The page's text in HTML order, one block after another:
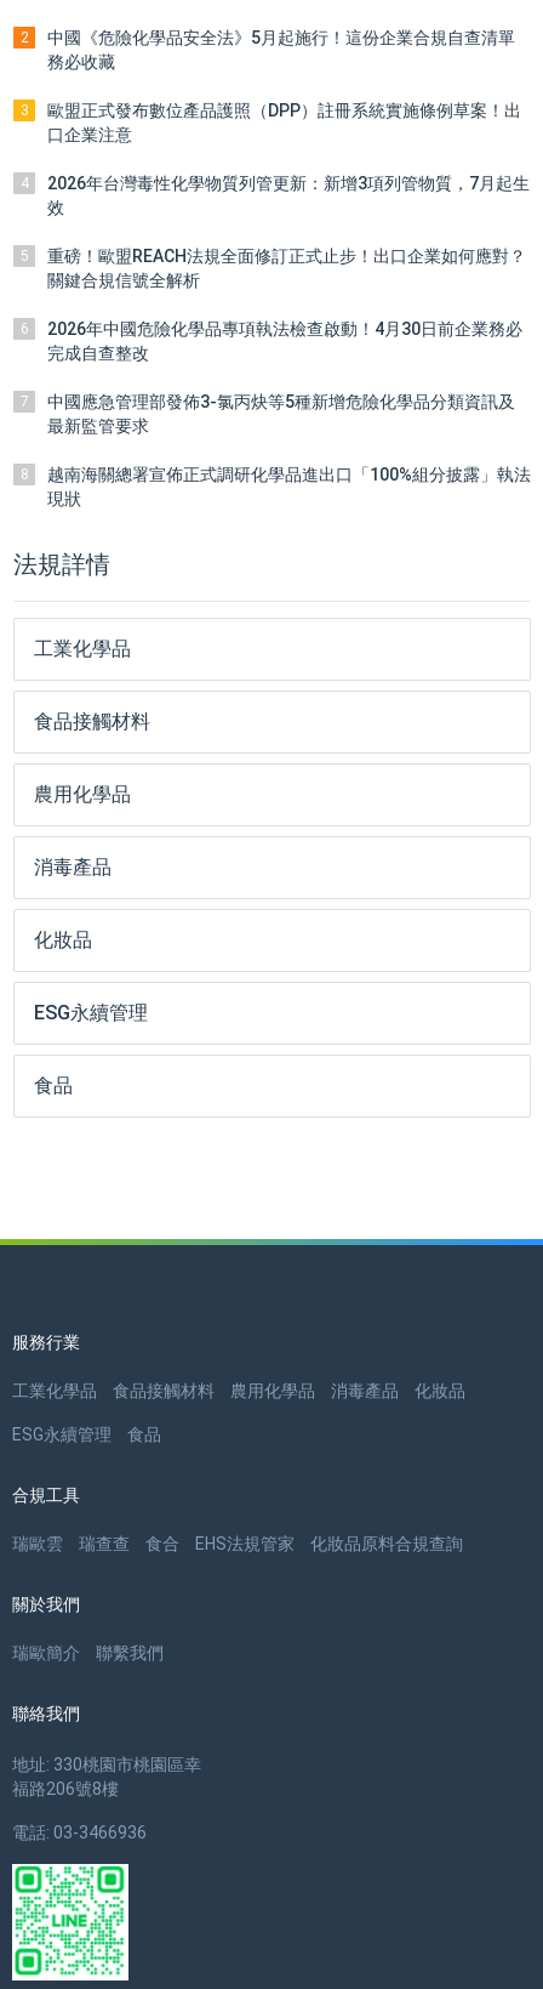
2
中國《危險化學品安全法》5月起施行！這份企業合規自查清單
務必收藏
3
歐盟正式發布數位產品護照（DPP）註冊系統實施條例草案！出
口企業注意
4
2026年台灣毒性化學物質列管更新：新增3項列管物質，7月起生
效
5
重磅！歐盟REACH法規全面修訂正式止步！出口企業如何應對？
關鍵合規信號全解析
6
2026年中國危險化學品專項執法檢查啟動！4月30日前企業務必
完成自查整改
7
中國應急管理部發佈3-氯丙炔等5種新增危險化學品分類資訊及
最新監管要求
8
越南海關總署宣佈正式調研化學品進出口「100%組分披露」執法
現狀
法規詳情
工業化學品
食品接觸材料
農用化學品
消毒產品
化妝品
ESG永續管理
食品
服務行業
工業化學品 食品接觸材料 農用化學品 消毒產品 化妝品
ESG永續管理 食品
合規工具
瑞歐雲 瑞查查 食合 EHS法規管家 化妝品原料合規查詢
關於我們
瑞歐簡介 聯繫我們
聯絡我們
地址: 330桃園市桃園區幸
福路206號8樓
電話: 03-3466936